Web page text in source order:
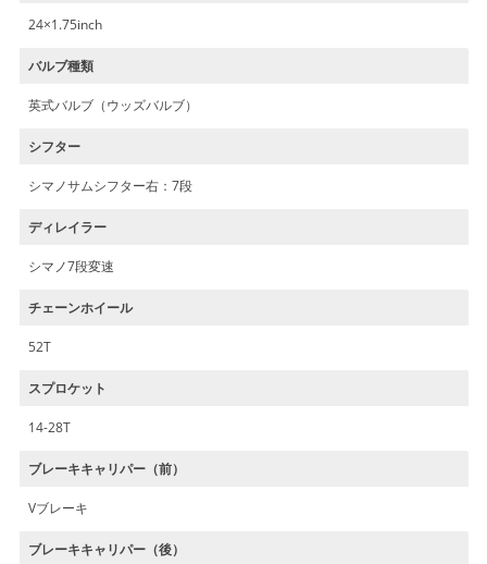
24×1.75inch
バルブ種類
英式バルブ（ウッズバルブ）
シフター
シマノサムシフター右：7段
ディレイラー
シマノ7段変速
チェーンホイール
52T
スプロケット
14-28T
ブレーキキャリパー（前）
Vブレーキ
ブレーキキャリパー（後）